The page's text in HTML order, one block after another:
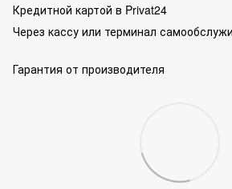
Кредитной картой в Privat24
Через кассу или терминал
Гарантия от производителя